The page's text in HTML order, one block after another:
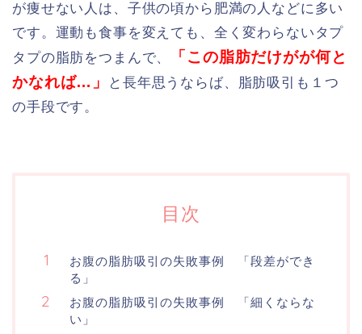
が痩せない人は、子供の頃から肥満の人などに多い
です。運動も食事を変えても、全く変わらないタプ
タプの脂肪をつまんで、
「この脂肪だけがが何と
かなれば…」
と長年思うならば、脂肪吸引も１つ
の手段です。
目次
お腹の脂肪吸引の失敗事例 「段差ができ
る」
お腹の脂肪吸引の失敗事例 「細くならな
い」